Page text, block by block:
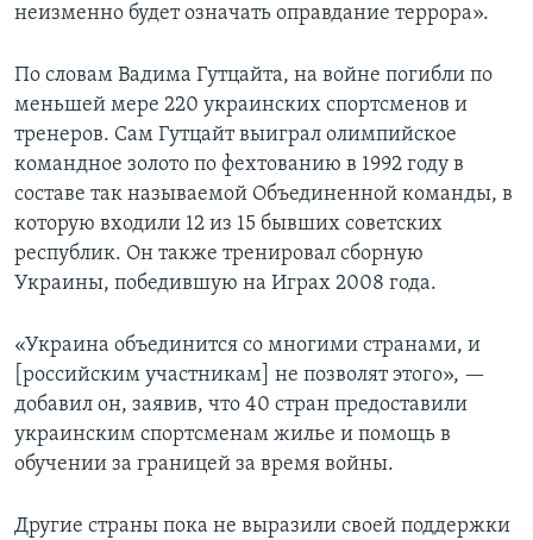
неизменно будет означать оправдание террора».
По словам Вадима Гутцайта, на войне погибли по
меньшей мере 220 украинских спортсменов и
тренеров. Сам Гутцайт выиграл олимпийское
командное золото по фехтованию в 1992 году в
составе так называемой Объединенной команды, в
которую входили 12 из 15 бывших советских
республик. Он также тренировал сборную
Украины, победившую на Играх 2008 года.
«Украина объединится со многими странами, и
[российским участникам] не позволят этого», —
добавил он, заявив, что 40 стран предоставили
украинским спортсменам жилье и помощь в
обучении за границей за время войны.
Другие страны пока не выразили своей поддержки